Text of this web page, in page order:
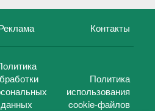
Контакты
данных
Политика
использования
cookie-файлов